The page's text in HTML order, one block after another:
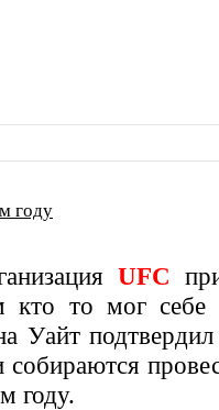
году
UFC
кто то мог себе
Уайт
собираются
году.